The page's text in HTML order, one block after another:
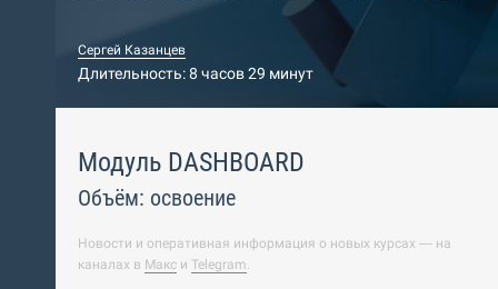
Сергей Казанцев
Длительность: 8 часов 29 минут
Модуль DASHBOARD
Объём: освоение
Новости и оперативная информация о новых курсах — на
каналах в Макс и Telegram.